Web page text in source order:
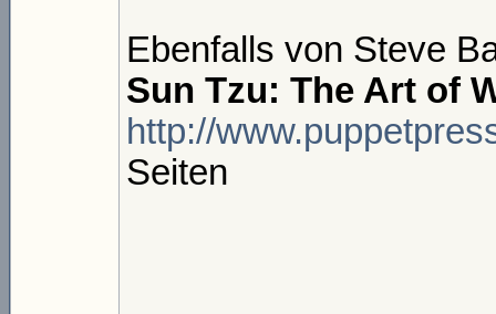
Ebenfalls von Steve
Sun Tzu: The Art of
http://
Seiten